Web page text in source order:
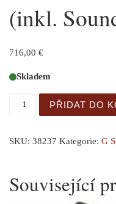
(inkl.
716,00 €
Skladem
GER: G Dampflok mit
PŘIDAT DO
SKU: 38237 Kategorie: G
Související